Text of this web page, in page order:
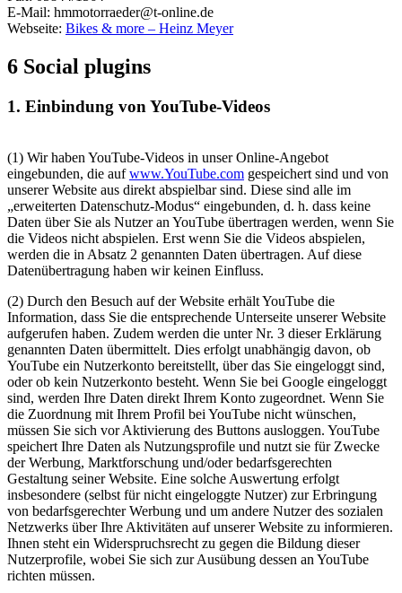
E-Mail: hmmotorraeder@t-online.de
Webseite: Bikes & more – Heinz Meyer
6 Social plugins
1. Einbindung von YouTube-Videos
(1) Wir haben YouTube-Videos in unser Online-Angebot
eingebunden, die aufwww.YouTube.com gespeichert sind und von
unserer Website aus direkt abspielbar sind. Diese sind alle im
„erweiterten Datenschutz-Modus“ eingebunden, d. h. dass keine
Daten über Sie als Nutzer an YouTube übertragen werden, wenn Sie
die Videos nicht abspielen. Erst wenn Sie die Videos abspielen,
werden die in Absatz 2 genannten Daten übertragen. Auf diese
Datenübertragung haben wir keinen Einfluss.
(2) Durch den Besuch auf der Website erhält YouTube die
Information, dass Sie die entsprechende Unterseite unserer Website
aufgerufen haben. Zudem werden die unter Nr. 3 dieser Erklärung
genannten Daten übermittelt. Dies erfolgt unabhängig davon, ob
YouTube ein Nutzerkonto bereitstellt, über das Sie eingeloggt sind,
oder ob kein Nutzerkonto besteht. Wenn Sie bei Google eingeloggt
sind, werden Ihre Daten direkt Ihrem Konto zugeordnet. Wenn Sie
die Zuordnung mit Ihrem Profil bei YouTube nicht wünschen,
müssen Sie sich vor Aktivierung des Buttons ausloggen. YouTube
speichert Ihre Daten als Nutzungsprofile und nutzt sie für Zwecke
der Werbung, Marktforschung und/oder bedarfsgerechten
Gestaltung seiner Website. Eine solche Auswertung erfolgt
insbesondere (selbst für nicht eingeloggte Nutzer) zur Erbringung
von bedarfsgerechter Werbung und um andere Nutzer des sozialen
Netzwerks über Ihre Aktivitäten auf unserer Website zu informieren.
Ihnen steht ein Widerspruchsrecht zu gegen die Bildung dieser
Nutzerprofile, wobei Sie sich zur Ausübung dessen an YouTube
richten müssen.